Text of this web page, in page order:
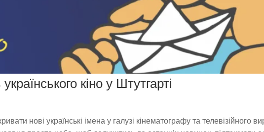
кіно у Штутгарті
нові українські імена у галузі кінематографу та телевізійного